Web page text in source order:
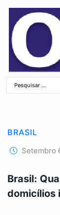
BRASIL
Setembro
Brasil:
domicílios